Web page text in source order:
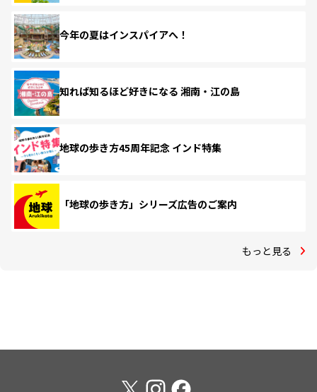
今年の夏はインスパイアへ！
知れば知るほど好きになる 湘南・江の島
地球の歩き方45周年記念 インド特集
「地球の歩き方」シリーズ広告のご案内
もっと見る